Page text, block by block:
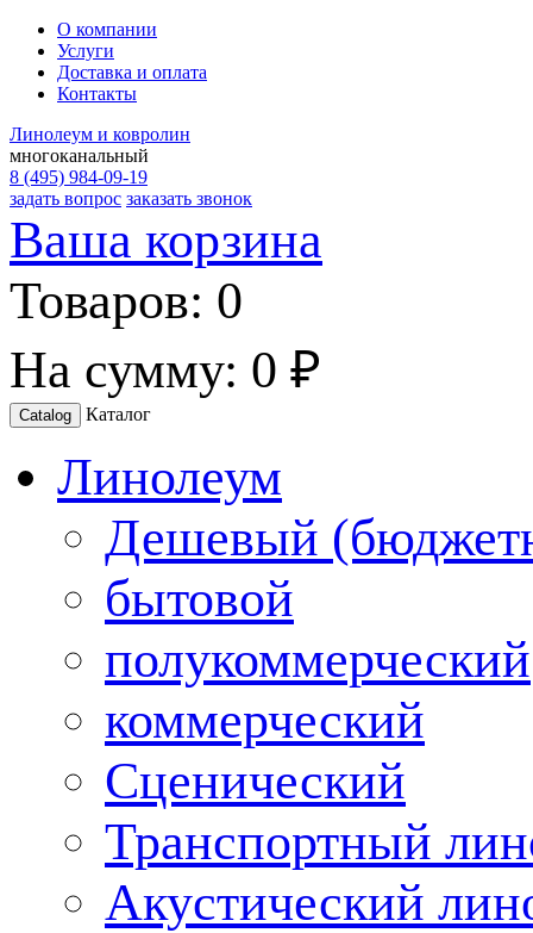
О компании
Услуги
Доставка и оплата
Контакты
Линолеум и ковролин
многоканальный
8 (495) 984-09-19
задать вопрос заказать звонок
Ваша корзина
Товаров: 0
На сумму: 0 ₽
Catalog Каталог
Линолеум
Дешевый
бытовой
полукоммерческий
коммерческий
Сценический
Транспортный
Акустический